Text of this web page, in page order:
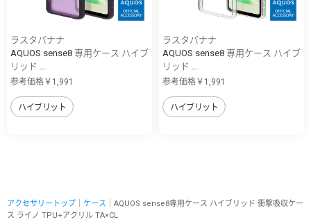
ラスタバナナ
AQUOS sense8 専用ケース ハイブ
リッド ...
参考価格￥1,991
ハイブリット
ラスタバナナ
AQUOS sense8 専用ケース ハイブ
リッド ...
参考価格￥1,991
ハイブリット
アクセサリートップ ケース ｜AQUOS sense8専用ケース ハイブリッド 衝撃吸収ケー
ス ライノ TPU+アクリル TA×CL